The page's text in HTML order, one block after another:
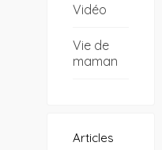
Vidéo
Vie de
maman
Articles